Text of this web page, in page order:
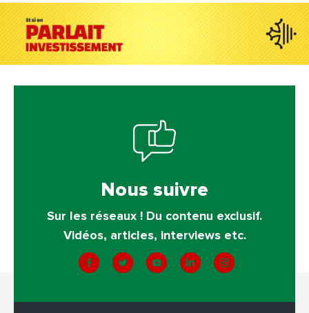
Nous suivre
Sur les réseaux ! Du contenu exclusif.
Vidéos, articles, interviews etc.